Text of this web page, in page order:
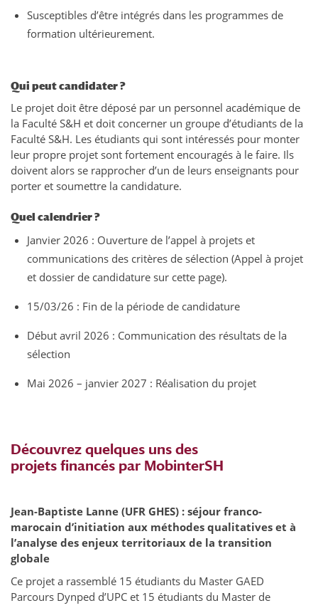
Susceptibles d’être intégrés dans les programmes de
formation ultérieurement.
Qui peut candidater ?
Le projet doit être déposé par un personnel académique de
la Faculté S&H et doit concerner un groupe d’étudiants de la
Faculté S&H. Les étudiants qui sont intéressés pour monter
leur propre projet sont fortement encouragés à le faire. Ils
doivent alors se rapprocher d’un de leurs enseignants pour
porter et soumettre la candidature.
Quel calendrier ?
Janvier 2026 : Ouverture de l’appel à projets et
communications des critères de sélection (Appel à projet
et dossier de candidature sur cette page).
15/03/26 : Fin de la période de candidature
Début avril 2026 : Communication des résultats de la
sélection
Mai 2026 – janvier 2027 : Réalisation du projet
Découvrez quelques uns des
projets financés par MobinterSH
Jean-Baptiste Lanne (UFR GHES) : séjour franco-
marocain d’initiation aux méthodes qualitatives et à
l’analyse des enjeux territoriaux de la transition
globale
Ce projet a rassemblé 15 étudiants du Master GAED
Parcours Dynped d’UPC et 15 étudiants du Master de